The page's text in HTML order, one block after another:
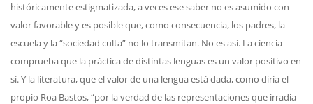
históricamente estigmatizada, a veces ese saber no es asumido con
valor favorable y es posible que, como consecuencia, los padres, la
escuela y la “sociedad culta” no lo transmitan. No es así. La ciencia
comprueba que la práctica de distintas lenguas es un valor positivo en
sí. Y la literatura, que el valor de una lengua está dada, como diría el
propio Roa Bastos, “por la verdad de las representaciones que irradia